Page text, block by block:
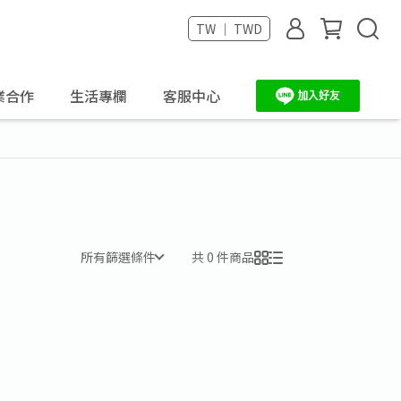
TW ｜ TWD
合作 生活專欄 客服中心
所有篩選條件 共 0 件商品